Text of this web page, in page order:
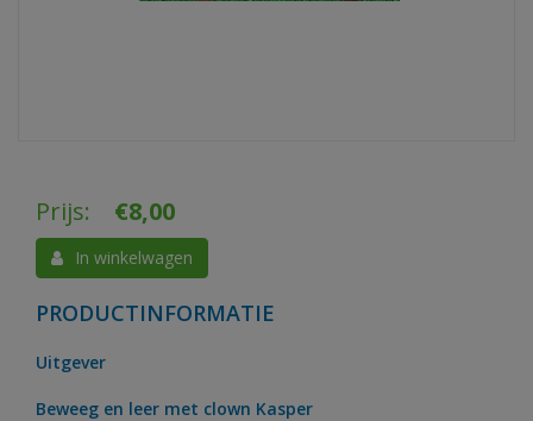
Prijs: €8,00
In winkelwagen
PRODUCTINFORMATIE
Uitgever
Beweeg en leer met clown Kasper